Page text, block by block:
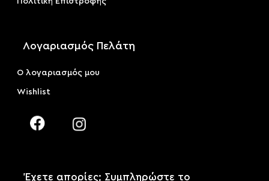
Λογαριασμός Πελάτη
Ο λογαριασμός μου
Wishlist
Έχετε απορίες; Συμπληρώστε το